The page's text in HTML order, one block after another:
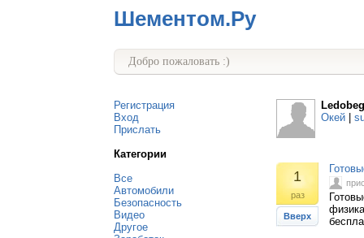
Шементом.Ру
Добро пожаловать :)
Регистрация
Вход
Прислать
Категории
Все
Автомобили
Безопасность
Видео
Другое
Окей
1
раз
Вверх